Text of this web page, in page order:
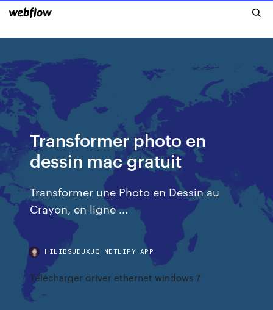
Transformer photo en
dessin mac gratuit
Transformer une Photo en Dessin au
Crayon, en ligne ...
HILIBSUDJXJQ.NETLIFY.APP
Télécharger driver ethernet windows 7